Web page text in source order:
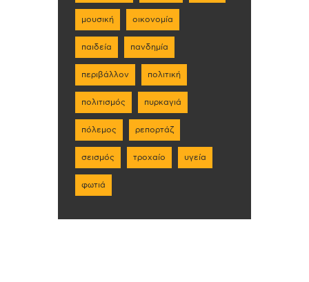
μουσική οικονομία
παιδεία πανδημία
περιβάλλον πολιτική
πολιτισμός πυρκαγιά
πόλεμος ρεπορτάζ
σεισμός τροχαίο υγεία
φωτιά